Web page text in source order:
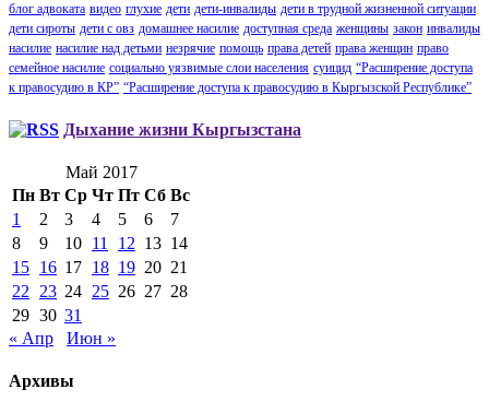
блог адвоката видео глухие дети дети-инвалиды дети в трудной жизненной ситуации
дети сироты дети с овз домашнее насилие доступная среда женщины закон инвалиды
насилие насилие над детьми незрячие помощь права детей права женщин право
семейное насилие социально уязвимые слои населения суицид “Расширение доступа
к правосудию в КР” “Расширение доступа к правосудию в Кыргызской Республике”
Дыхание жизни Кыргызстана
Май 2017
Пн Вт Ср Чт Пт Сб Вс
1
2 3 4 5 6
7
8
9 10 11 12 13 14
15 16 17 18 19 20 21
22
23 24 25 26 27 28
29 30 31
« Апр
Июн »
Архивы